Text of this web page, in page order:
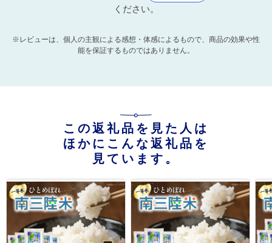
ください。
※レビューは、個人の主観による感想・体感によるもので、商品の効果や性
能を保証するものではありません。
この返礼品を見た人は
ほかにこんな返礼品を
見ています。